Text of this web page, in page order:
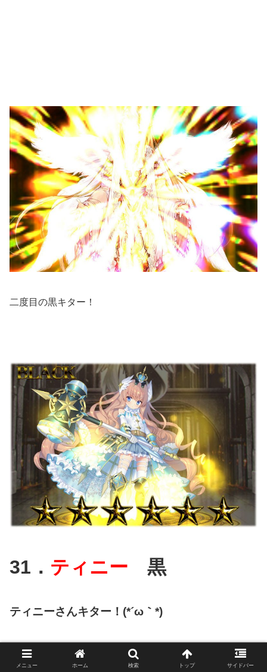
二度目の黒キター！
31． ティニー 黒
ティニーさんキター！(*´ω｀*)
メニュー ホーム 検索 トップ サイドバー